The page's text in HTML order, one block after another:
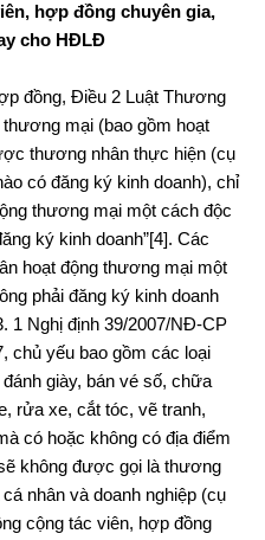
hợp đồng chuyên gia,
cho HĐLĐ
đồng, Điều 2 Luật Thương
mại (bao gồm hoạt
thương nhân thực hiện (cụ
có đăng ký kinh doanh), chỉ
thương mại một cách độc
ký kinh doanh”[4]. Các
hoạt động thương mại một
phải đăng ký kinh doanh
1 Nghị định 39/2007/NĐ-CP
chủ yếu bao gồm các loại
giày, bán vé số, chữa
rửa xe, cắt tóc, vẽ tranh,
có hoặc không có địa điểm
không được gọi là thương
nhân và doanh nghiệp (cụ
cộng tác viên, hợp đồng